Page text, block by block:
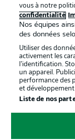
©
vous à notre
confidentialité
Nos équipes
des données
Utiliser des
activement les
l’identification.
un appareil.
performance des
et développement
Liste de nos